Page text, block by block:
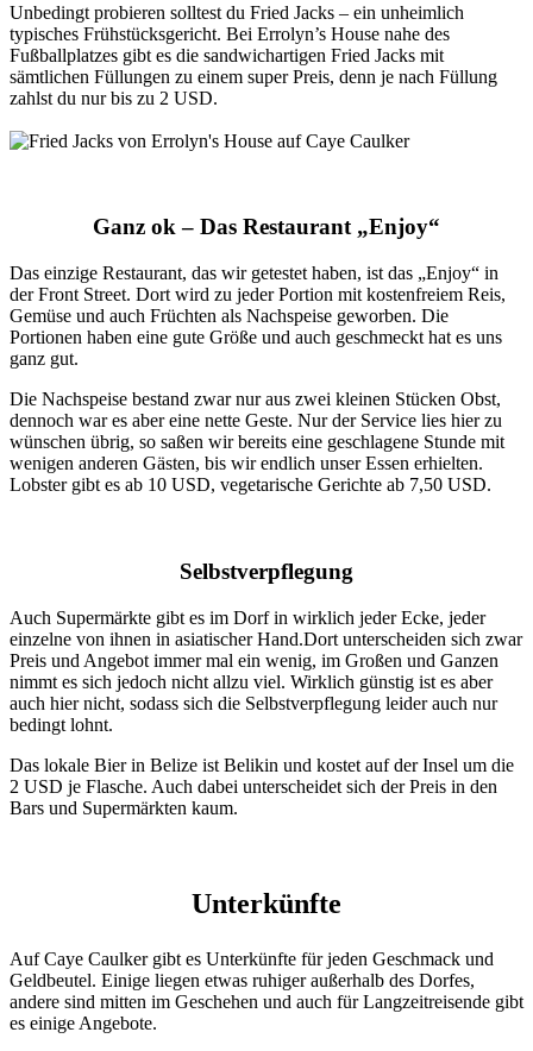
Unbedingt probieren solltest du Fried Jacks – ein unheimlich
typisches Frühstücksgericht. Bei Errolyn’s House nahe des
Fußballplatzes gibt es die sandwichartigen Fried Jacks mit
sämtlichen Füllungen zu einem super Preis, denn je nach Füllung
zahlst du nur bis zu 2 USD.
Ganz ok – Das Restaurant „Enjoy“
Das einzige Restaurant, das wir getestet haben, ist das „Enjoy“ in
der Front Street. Dort wird zu jeder Portion mit kostenfreiem Reis,
Gemüse und auch Früchten als Nachspeise geworben. Die
Portionen haben eine gute Größe und auch geschmeckt hat es uns
ganz gut.
Die Nachspeise bestand zwar nur aus zwei kleinen Stücken Obst,
dennoch war es aber eine nette Geste. Nur der Service lies hier zu
wünschen übrig, so saßen wir bereits eine geschlagene Stunde mit
wenigen anderen Gästen, bis wir endlich unser Essen erhielten.
Lobster gibt es ab 10 USD, vegetarische Gerichte ab 7,50 USD.
Selbstverpflegung
Auch Supermärkte gibt es im Dorf in wirklich jeder Ecke, jeder
einzelne von ihnen in asiatischer Hand.Dort unterscheiden sich zwar
Preis und Angebot immer mal ein wenig, im Großen und Ganzen
nimmt es sich jedoch nicht allzu viel. Wirklich günstig ist es aber
auch hier nicht, sodass sich die Selbstverpflegung leider auch nur
bedingt lohnt.
Das lokale Bier in Belize ist Belikin und kostet auf der Insel um die
2 USD je Flasche. Auch dabei unterscheidet sich der Preis in den
Bars und Supermärkten kaum.
Unterkünfte
Auf Caye Caulker gibt es Unterkünfte für jeden Geschmack und
Geldbeutel. Einige liegen etwas ruhiger außerhalb des Dorfes,
andere sind mitten im Geschehen und auch für Langzeitreisende gibt
es einige Angebote.